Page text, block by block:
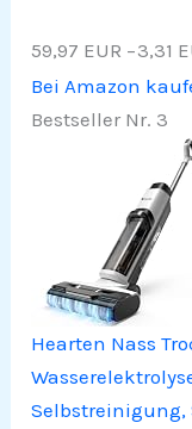
59,97 EUR −3,31
Bei Amazon
Bestseller Nr. 3
Hearten Nass
Selbstreinigung,